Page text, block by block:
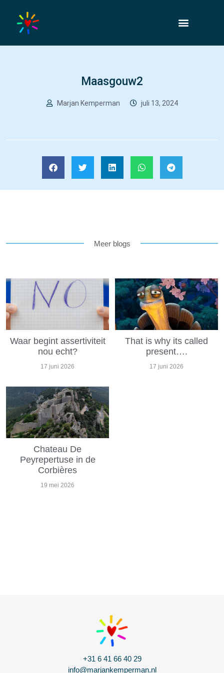
Maasgouw2
Marjan Kemperman juli 13, 2024
Meer blogs
Waar begint assertiviteit
nou echt?
17 juni 2026
That is why its called
present….
17 juni 2026
Chateau De
Peyrepertuse in de
Corbières
19 mei 2026
+31 6 41 66 40 29
info@marjankemperman.nl